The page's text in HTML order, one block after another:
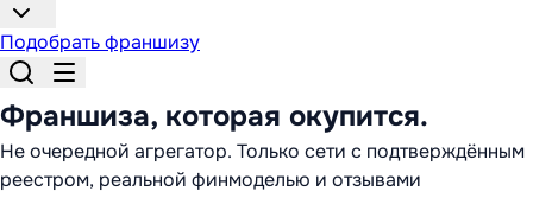
Подобрать франшизу
Франшиза, которая окупится.
Не очередной агрегатор. Только сети с подтверждённым
реестром, реальной финмоделью и отзывами